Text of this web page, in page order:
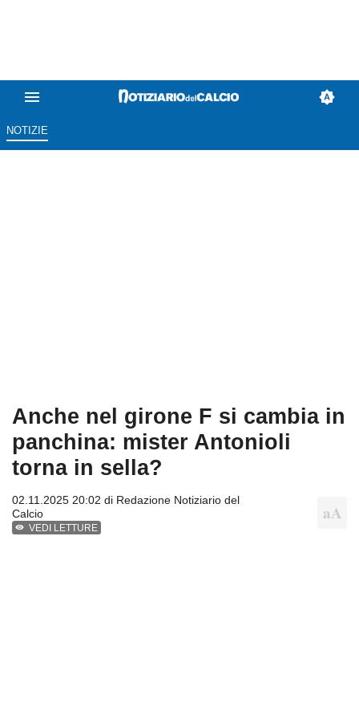
NOTIZIE
Anche nel girone F si cambia in
panchina: mister Antonioli
torna in sella?
02.11.2025 20:02 di Redazione Notiziario del
Calcio
VEDI LETTURE